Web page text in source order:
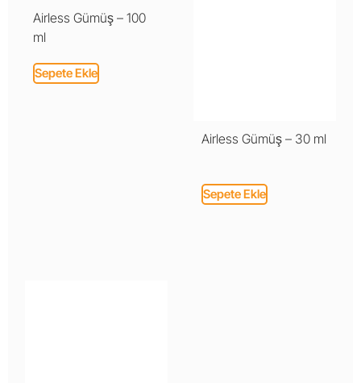
Airless Gümüş – 100
ml
Sepete Ekle
Airless Gümüş – 30 ml
Sepete Ekle